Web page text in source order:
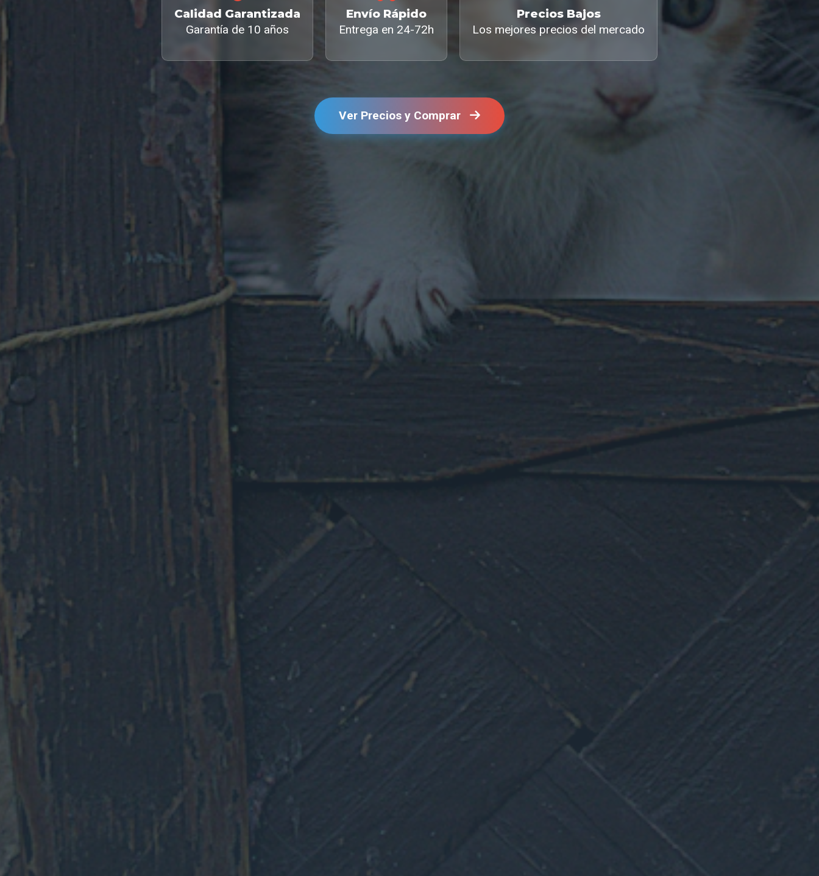
Calidad Garantizada
Garantía de 10 años
Envío Rápido
Entrega en 24-72h
Precios Bajos
Los mejores precios del mercado
Ver Precios y Comprar